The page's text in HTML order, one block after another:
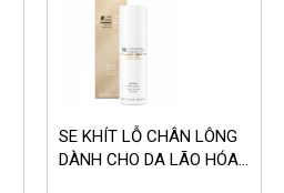
SE KHÍT LỖ CHÂN LÔNG
DÀNH CHO DA LÃO HÓA...